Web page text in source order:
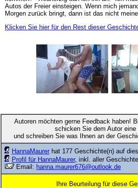
Autos der Freier einsteigen. Wenn mich
Morgen zurück bringt, dann ist das nicht
Klicken Sie hier für den Rest dieser
Autoren möchten gerne Feedback haben!
schicken Sie dem Autor eine
und schreiben Sie was Ihnen an der
HannaMaurer hat 177 Geschichte(n) auf
Profil für HannaMaurer, inkl. aller
Email: hanna.maurer676@outlook.de
Ihre Beurteilung für diese